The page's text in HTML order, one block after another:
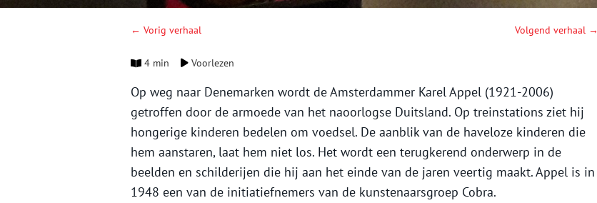
← Vorig verhaal Volgend verhaal →
4 min Voorlezen
Op weg naar Denemarken wordt de Amsterdammer Karel Appel (1921-2006)
getroffen door de armoede van het naoorlogse Duitsland. Op treinstations ziet hij
hongerige kinderen bedelen om voedsel. De aanblik van de haveloze kinderen die
hem aanstaren, laat hem niet los. Het wordt een terugkerend onderwerp in de
beelden en schilderijen die hij aan het einde van de jaren veertig maakt. Appel is in
1948 een van de initiatiefnemers van de kunstenaarsgroep Cobra.